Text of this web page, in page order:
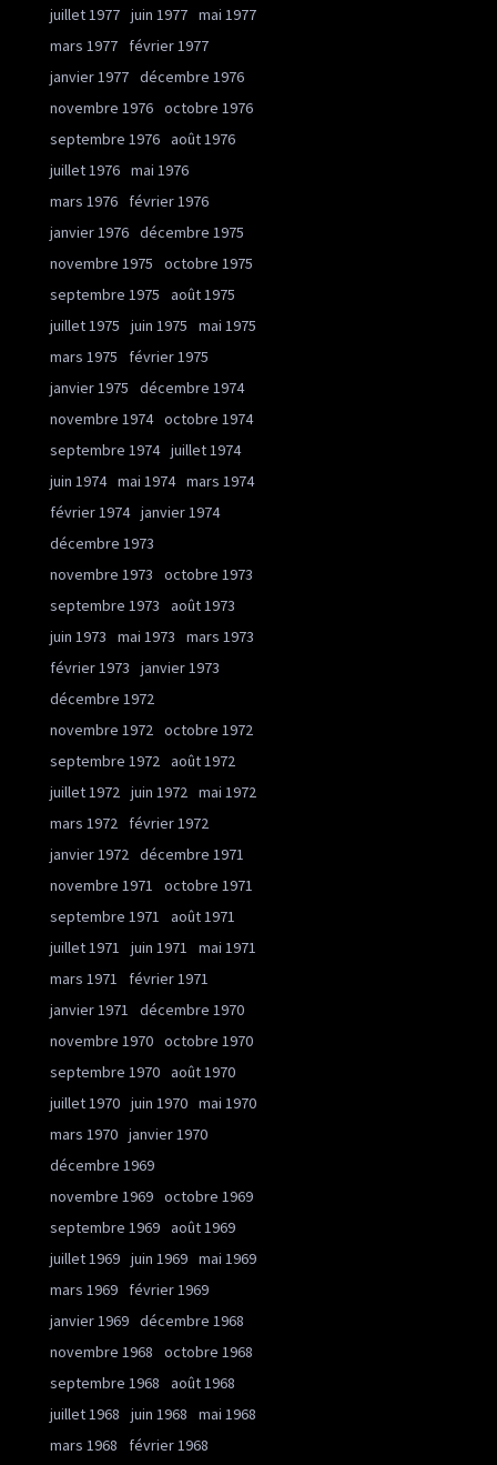
juillet 1977 juin 1977 mai 1977
mars 1977
février 1977
janvier 1977 décembre 1976
novembre 1976 octobre 1976
septembre 1976 août 1976
juillet 1976 mai 1976
mars 1976
février 1976
janvier 1976 décembre 1975
novembre 1975
octobre 1975
septembre 1975
août 1975
juillet 1975
juin 1975
mai 1975
mars 1975
février 1975
janvier 1975
décembre 1974
novembre 1974 octobre 1974
septembre 1974 juillet 1974
juin 1974 mai 1974 mars 1974
février 1974 janvier 1974
décembre 1973
novembre 1973
octobre 1973
septembre 1973
août 1973
juin 1973
mai 1973
mars 1973
février 1973
janvier 1973
décembre 1972
novembre 1972 octobre 1972
septembre 1972 août 1972
juillet 1972 juin 1972 mai 1972
mars 1972
février 1972
janvier 1972 décembre 1971
novembre 1971
octobre 1971
septembre 1971
août 1971
juillet 1971
juin 1971
mai 1971
mars 1971
février 1971
janvier 1971
décembre 1970
novembre 1970 octobre 1970
septembre 1970 août 1970
juillet 1970 juin 1970 mai 1970
mars 1970 janvier 1970
décembre 1969
novembre 1969 octobre 1969
septembre 1969 août 1969
juillet 1969 juin 1969 mai 1969
mars 1969
février 1969
janvier 1969 décembre 1968
novembre 1968
octobre 1968
septembre 1968
août 1968
juillet 1968
juin 1968
mai 1968
mars 1968
février 1968